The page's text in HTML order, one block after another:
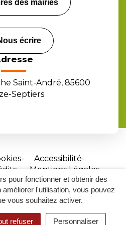
pour fonctionner et obtenir des
l'utilisation, vous pouvez
vous souhaitez activer.
refuser Personnaliser
des mairies
écrire
Saint-André, 85600
Septiers
Accessibilité
Mentions Légales